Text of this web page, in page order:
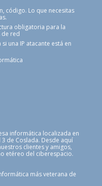
código. Lo que necesitas
obligatoria para la
red
una IP atacante está en
informática localizada en
de Coslada. Desde aquí
clientes y amigos,
etéreo del ciberespacio.
más veterana de